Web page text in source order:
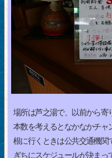
場所は芦之湯で、以前から寄
本数を考えるとなかなかチャ
根に行くときは公共交通機関
ぎちにスケジュールが決まっ